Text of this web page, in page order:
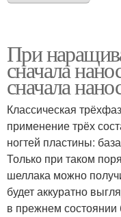
При
сначала
сначала
Классическая
применение трёх
ногтей пластины:
Только при таком
шеллака можно
будет аккуратно
в прежнем